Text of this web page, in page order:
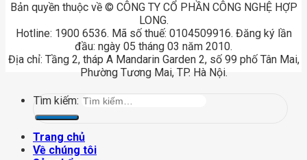
Bản quyền thuộc về © CÔNG TY CỔ PHẦN CÔNG NGHỆ HỢP
LONG.
Hotline: 1900 6536. Mã số thuế: 0104509916. Đăng ký lần
đầu: ngày 05 tháng 03 năm 2010.
Địa chỉ: Tầng 2, tháp A Mandarin Garden 2, số 99 phố Tân Mai,
Phường Tương Mai, TP. Hà Nội.
Tìm kiếm:
Trang chủ
Về chúng tôi